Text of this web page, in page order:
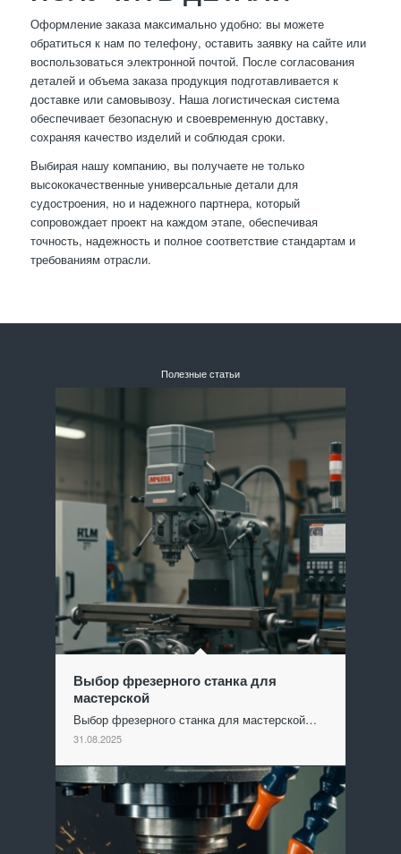
Оформление заказа максимально удобно: вы можете
обратиться к нам по телефону, оставить заявку на сайте или
воспользоваться электронной почтой. После согласования
деталей и объема заказа продукция подготавливается к
доставке или самовывозу. Наша логистическая система
обеспечивает безопасную и своевременную доставку,
сохраняя качество изделий и соблюдая сроки.
Выбирая нашу компанию, вы получаете не только
высококачественные универсальные детали для
судостроения, но и надежного партнера, который
сопровождает проект на каждом этапе, обеспечивая
точность, надежность и полное соответствие стандартам и
требованиям отрасли.
Полезные статьи
Выбор фрезерного станка для
мастерской
Выбор фрезерного станка для мастерской…
31.08.2025